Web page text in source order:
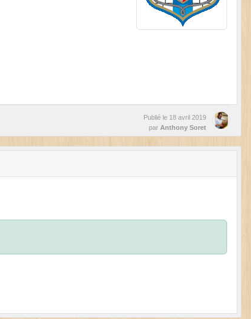
Publié le 18 avril 2019
par Anthony Soret